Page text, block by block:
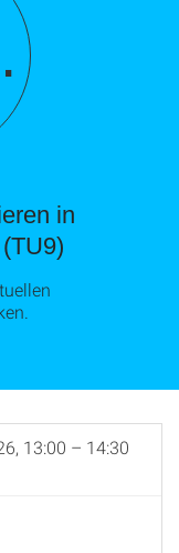
in
13:00 – 14:30